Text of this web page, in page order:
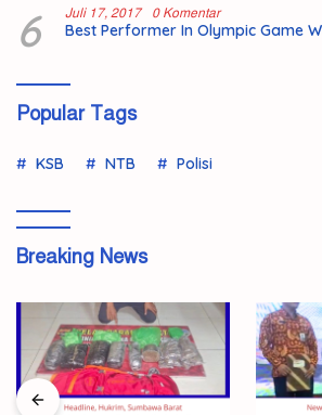
6 Juli 17, 2017 0 Komentar
Best Performer In Olympic Game
Popular Tags
KSB NTB Polisi
Breaking News